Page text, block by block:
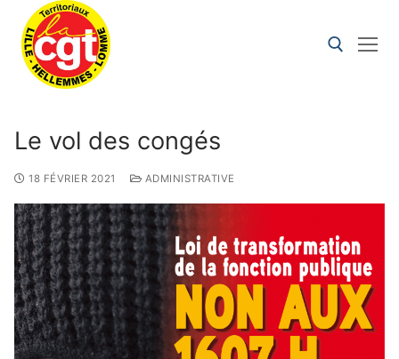
Le vol des congés
18 FÉVRIER 2021 ADMINISTRATIVE